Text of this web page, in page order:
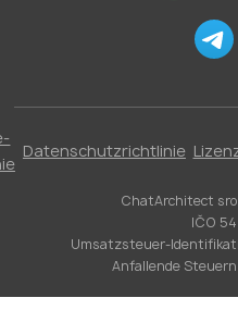
Datenschutzrichtlinie
ChatArchitect sro
IČO
Umsatzsteuer-
Anfallende